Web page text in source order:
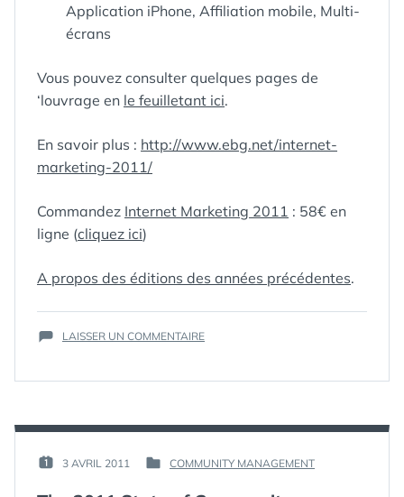
Application iPhone, Affiliation mobile, Multi-
écrans
Vous pouvez consulter quelques pages de
‘louvrage en le feuilletant ici.
En savoir plus : http://www.ebg.net/internet-
marketing-2011/
Commandez Internet Marketing 2011 : 58€ en
ligne (cliquez ici)
A propos des éditions des années précédentes.
EMARKETING,
MARKETING,
LAISSER UN COMMENTAIRESUR
« INTERNET
DE
PUBLIÉ
3 AVRIL 2011
PAR :
PUBLIÉ
COMMUNITY MANAGEMENT